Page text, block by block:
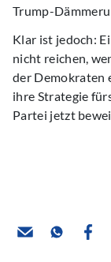
Trump-
Klar ist jedoch:
nicht reichen,
der Demokraten
ihre Strategie
Partei jetzt